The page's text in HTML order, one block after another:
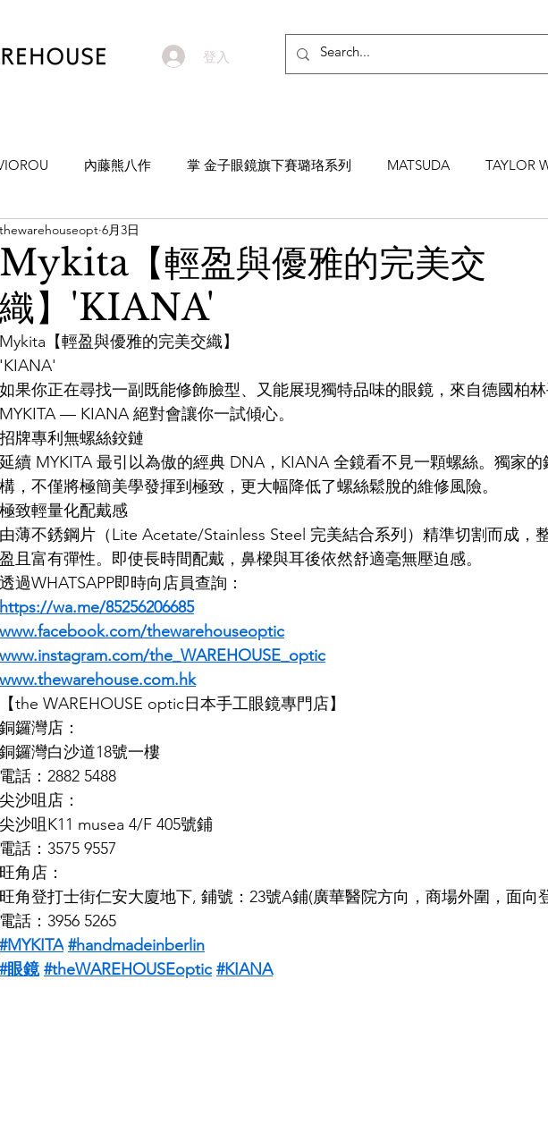
登入
內藤熊八作 掌 金子眼鏡旗下賽璐珞系列 MATSUDA TAYLOR
NATIVE SONS
KAMEMANNEN
JULIUS TART OPTICAL AKIRA AND SONS DITA 10EYEVAN
OG X OLIVER GOLDSMITH 杉本圭 OLVER PEOPLES
Mykita【輕盈與優雅的完美交
織】'KIANA'
thewarehouseopt 6月3日
Mykita【輕盈與優雅的完美交織】
'KIANA'
如果你正在尋找一副既能修飾臉型、又能展現獨特品味的眼鏡，來自德國柏
MYKITA — KIANA 絕對會讓你一試傾心。
招牌專利無螺絲鉸鏈
延續 MYKITA 最引以為傲的經典 DNA，KIANA 全鏡看不見一顆螺絲。獨家
構，不僅將極簡美學發揮到極致，更大幅降低了螺絲鬆脫的維修風險。
極致輕量化配戴感
由薄不銹鋼片（Lite Acetate/Stainless Steel 完美結合系列）精準切割而成，
盈且富有彈性。即使長時間配戴，鼻樑與耳後依然舒適毫無壓迫感。
透過WHATSAPP即時向店員查詢：
https://wa.me/85256206685
www.facebook.com/thewarehouseoptic
www.instagram.com/the_WAREHOUSE_optic
www.thewarehouse.com.hk
【the WAREHOUSE optic日本手工眼鏡專門店】
銅鑼灣店：
銅鑼灣白沙道18號一樓
電話：2882 5488
尖沙咀店：
尖沙咀K11 musea 4/F 405號鋪
電話：3575 9557
旺角店：
旺角登打士街仁安大廈地下, 鋪號：23號A鋪(廣華醫院方向，商場外圍，面向
電話：3956 5265
#MYKITA #handmadeinberlin
#眼鏡 #theWAREHOUSEoptic #KIANA